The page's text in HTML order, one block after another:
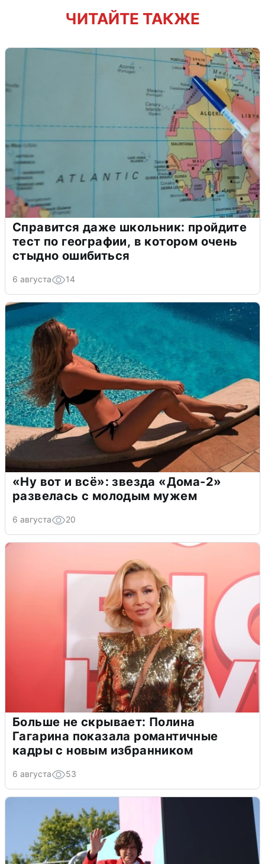
ЧИТАЙТЕ ТАКЖЕ
Справится даже школьник: пройдите
тест по географии, в котором очень
стыдно ошибиться
6 августа 14
«Ну вот и всё»: звезда «Дома-2»
развелась с молодым мужем
6 августа 20
Больше не скрывает: Полина
Гагарина показала романтичные
кадры с новым избранником
6 августа 53